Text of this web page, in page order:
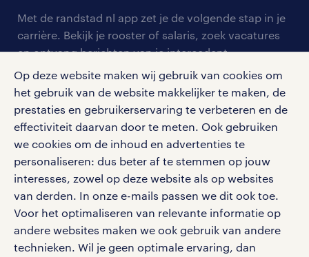
Op deze website maken wij gebruik van cookies om
het gebruik van de website makkelijker te maken, de
prestaties en gebruikerservaring te verbeteren en de
effectiviteit daarvan door te meten. Ook gebruiken
we cookies om de inhoud en advertenties te
personaliseren: dus beter af te stemmen op jouw
interesses, zowel op deze website als op websites
van derden. In onze e-mails passen we dit ook toe.
Voor het optimaliseren van relevante informatie op
andere websites maken we ook gebruik van andere
technieken. Wil je geen optimale ervaring, dan
personeel gezocht
aanmelden nieuwsbrief
blogs en artikelen
bruto-netto calculator
onze vestigingen
pers
klachten en misstanden
Met de randstad nl app zet je de volgende stap in je
carrière. Bekijk je rooster of salaris, zoek vacatures
en ontvang berichten van je intercedent.
Eenvoudig, snel en overal.
apple app store
google play store
social media
Volg ons voor de leukste content omtrent
vacatures, solliciteren en inspiratie.